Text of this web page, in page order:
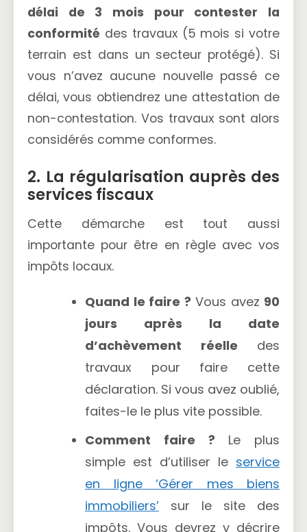
délai de 3 mois pour contester la
conformité des travaux (5 mois si votre
terrain est dans un secteur protégé). Si
vous n’avez aucune nouvelle passé ce
délai, vous obtiendrez une attestation de
non-contestation. Vos travaux sont alors
considérés comme conformes.
2. La régularisation auprès des
services fiscaux
Cette démarche est tout aussi
importante pour être en règle avec vos
impôts locaux.
Quand le faire ? Vous avez 90
jours après la date
d’achèvement réelle des
travaux pour faire cette
déclaration. Si vous avez oublié,
faites-le le plus vite possible.
Comment faire ? Le plus
simple est d’utiliser le service
en ligne ‘Gérer mes biens
immobiliers’ sur le site des
impôts. Vous devrez y décrire